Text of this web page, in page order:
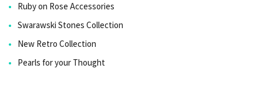
Ruby on Rose Accessories
Swarawski Stones Collection
New Retro Collection
Pearls for your Thought